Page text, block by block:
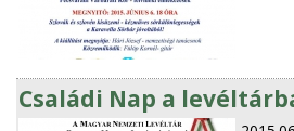
Családi Nap a